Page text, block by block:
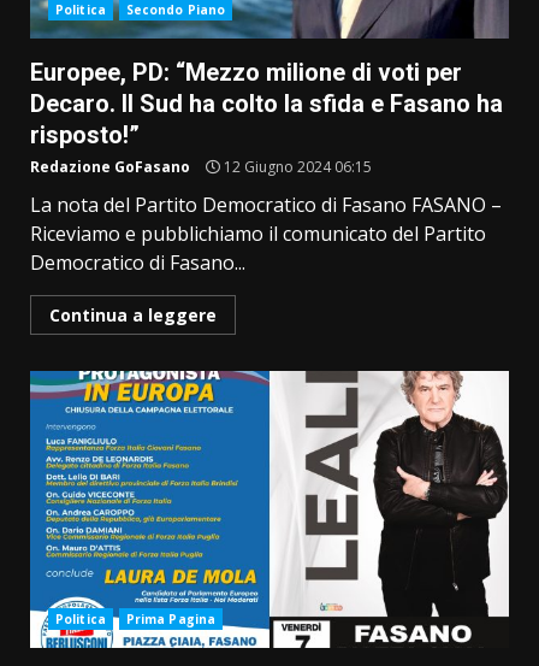
Politica Secondo Piano
Europee, PD: “Mezzo milione di voti per
Decaro. Il Sud ha colto la sfida e Fasano ha
risposto!”
Redazione GoFasano 12 Giugno 2024 06:15
La nota del Partito Democratico di Fasano FASANO –
Riceviamo e pubblichiamo il comunicato del Partito
Democratico di Fasano...
Continua a leggere
Politica Prima Pagina